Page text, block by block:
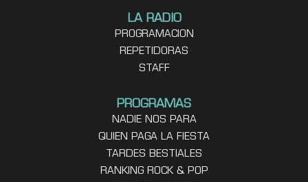
LA RADIO
PROGRAMACION
REPETIDORAS
STAFF
PROGRAMAS
NADIE NOS PARA
QUIEN PAGA LA FIESTA
TARDES BESTIALES
RANKING ROCK & POP